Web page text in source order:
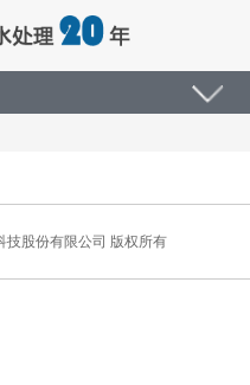
技股份有限公司 版权所有